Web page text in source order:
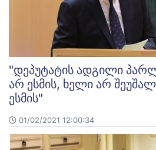
"დეპუტატის ადგილი
არ ესმის, ხელი არ
ესმის"
01/02/2021 12:00:34